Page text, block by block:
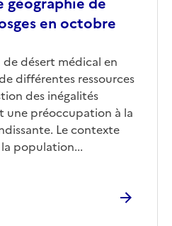
en octobre
désert médical en
différentes ressources
des inégalités
une préoccupation à la
Le contexte
population...